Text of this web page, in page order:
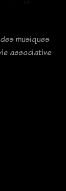
musiques
associative